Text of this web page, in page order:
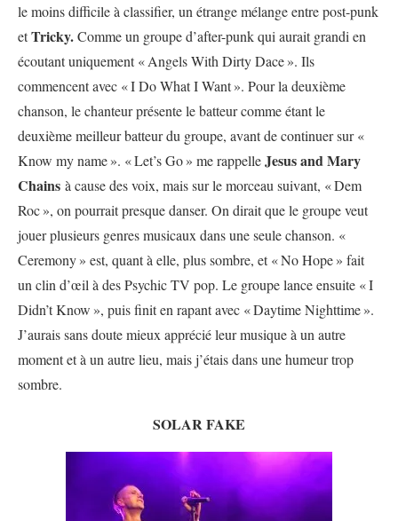
le moins difficile à classifier, un étrange mélange entre post-punk
etTricky.Comme un groupe d’after-punk qui aurait grandi en
écoutant uniquement «Angels With Dirty Dace». Ils
commencent avec «I Do What I Want». Pour la deuxième
chanson, le chanteur présente le batteur comme étant le
deuxième meilleur batteur du groupe, avant de continuer sur «
Know my name». «Let’s Go» me rappelleJesus and Mary
Chains à cause des voix, mais sur le morceau suivant, «Dem
Roc», on pourrait presque danser. On dirait que le groupe veut
jouer plusieurs genres musicaux dans une seule chanson. «
Ceremony» est, quant à elle, plus sombre, et «No Hope» fait
un clin d’œil à des Psychic TV pop. Le groupe lance ensuite «I
Didn’t Know », puis finit en rapant avec «Daytime Nighttime».
J’aurais sans doute mieux apprécié leur musique à un autre
moment et à un autre lieu, mais j’étais dans une humeur trop
sombre.
SOLAR FAKE